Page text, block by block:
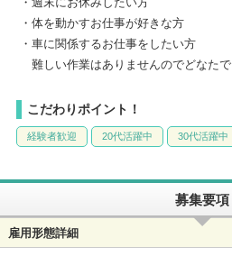
・体を動かすお仕事が好きな方
・車に関係するお仕事をしたい方
難しい作業はありませんのでどなた
こだわりポイント！
経験者歓迎 20代活躍中 30代活躍中
募集要項
雇用形態詳細